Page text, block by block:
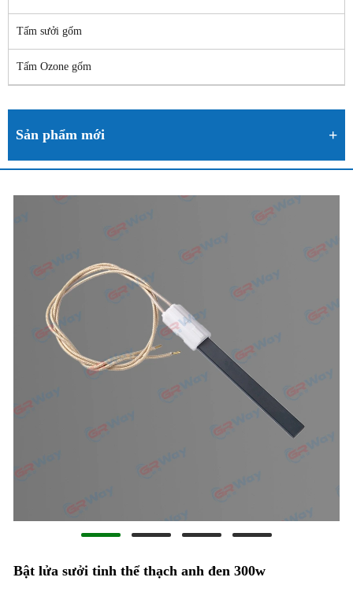
Tấm sưởi gốm
Tấm Ozone gốm
Sản phẩm mới
Bật lửa sưởi tinh thể thạch anh đen 300w